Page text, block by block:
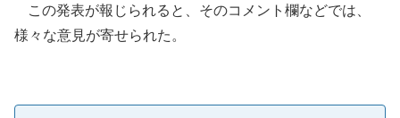
この発表が報じられると、そのコメント欄などでは、
様々な意見が寄せられた。